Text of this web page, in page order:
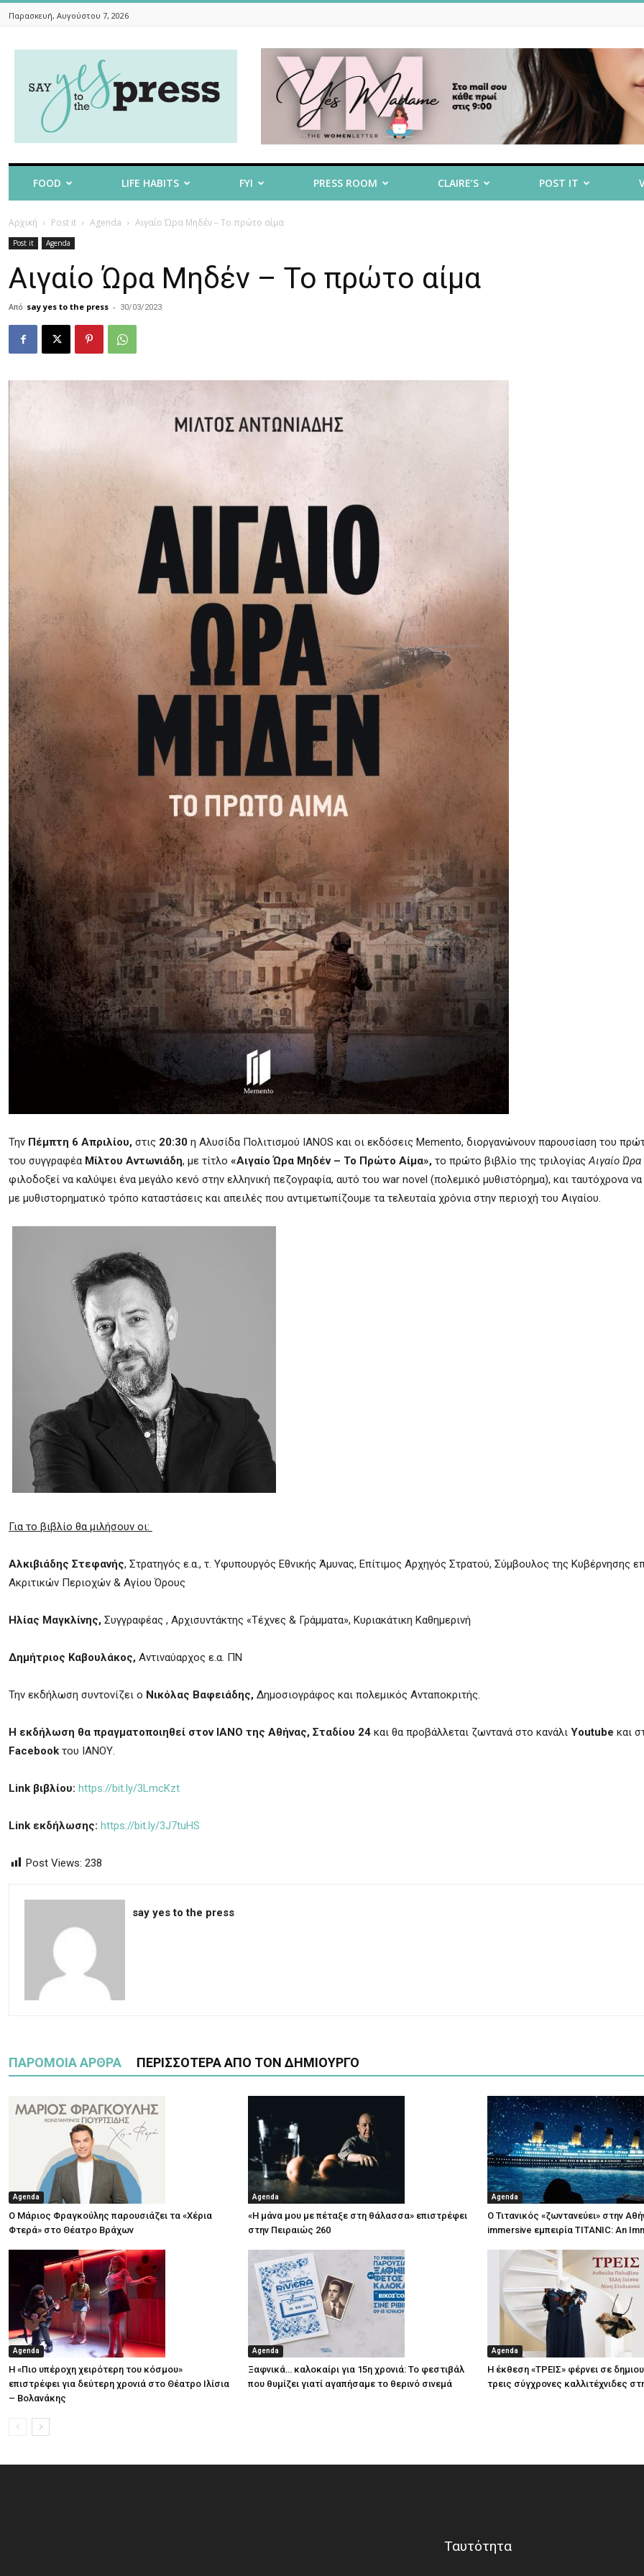
Παρασκευή, Αυγούστου 7, 2026
To
The
FOOD LIFE HABITS FYI PRESS ROOM CLAIRE’S POST IT
Αρχική Post it Agenda Αιγαίο Ώρα Μηδέν – To πρώτο αίμα
Post it Agenda
Αιγαίο Ώρα Μηδέν – To πρώτο αίμα
Από say yes to the press - 30/03/2023
Την Πέμπτη 6 Απριλίου, στις 20:30 η Αλυσίδα Πολιτισμού IANOS και οι εκδόσεις Memento, διοργανώνουν παρουσίαση του
του συγγραφέα Μίλτου Αντωνιάδη, με τίτλο «Αιγαίο Ώρα Μηδέν – Το Πρώτο Αίμα», το πρώτο βιβλίο της τριλογίαςΑιγαίο
φιλοδοξεί να καλύψει ένα μεγάλο κενό στην ελληνική πεζογραφία, αυτό του war novel (πολεμικό μυθιστόρημα), και ταυτόχρονα
με μυθιστορηματικό τρόπο καταστάσεις και απειλές που αντιμετωπίζουμε τα τελευταία χρόνια στην περιοχή του Αιγαίου.
Για το βιβλίο θα μιλήσουν οι:
Αλκιβιάδης Στεφανής, Στρατηγός ε.α., τ. Υφυπουργός Εθνικής Άμυνας, Επίτιμος Αρχηγός Στρατού, Σύμβουλος της Κυβέρνησης
Ακριτικών Περιοχών & Αγίου Όρους
Ηλίας Μαγκλίνης, Συγγραφέας , Αρχισυντάκτης «Τέχνες & Γράμματα», Κυριακάτικη Καθημερινή
Δημήτριος Καβουλάκος, Αντιναύαρχος ε.α. ΠΝ
Την εκδήλωση συντονίζει ο Νικόλας Βαφειάδης, Δημοσιογράφος και πολεμικός Ανταποκριτής.
Η εκδήλωση θα πραγματοποιηθεί στον ΙΑΝΟ της Αθήνας, Σταδίου 24 και θα προβάλλεται ζωντανά στο κανάλι Youtube και
Facebook του ΙΑΝΟΥ.
Link βιβλίου: https://bit.ly/3LmcKzt
Link εκδήλωσης: https://bit.ly/3J7tuHS
Post Views: 238
say yes to the press
ΠΑΡΟΜΟΙΑ ΑΡΘΡΑ ΠΕΡΙΣΣΟΤΕΡΑ ΑΠΟ ΤΟΝ ΔΗΜΙΟΥΡΓΟ
Agenda
Ο Μάριος Φραγκούλης παρουσιάζει τα «Χέρια
Φτερά» στο Θέατρο Βράχων
Agenda
«Η μάνα μου με πέταξε στη θάλασσα» επιστρέφει
στην Πειραιώς 260
Agenda
Ο Τιτανικός «ζωντανεύει» στην
immersive εμπειρία TITANIC: An
Agenda
Η «Πιο υπέροχη χειρότερη του κόσμου»
επιστρέφει για δεύτερη χρονιά στο Θέατρο Ιλίσια
– Βολανάκης
Agenda
Ξαφνικά… καλοκαίρι για 15η χρονιά: Το φεστιβάλ
που θυμίζει γιατί αγαπήσαμε το θερινό σινεμά
Agenda
Η έκθεση «ΤΡΕΙΣ» φέρνει σε
τρεις σύγχρονες καλλιτέχνιδες
Ταυτότητα